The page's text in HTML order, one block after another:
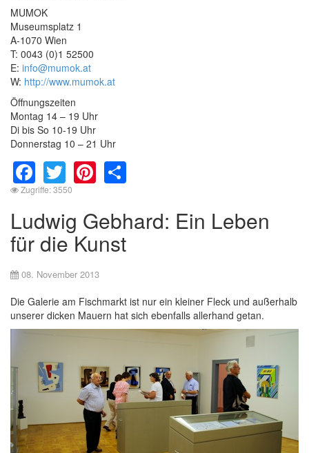
MUMOK
Museumsplatz 1
A-1070 Wien
T: 0043 (0)1 52500
E: info@mumok.at
W: http://www.mumok.at
Öffnungszeiten
Montag 14 – 19 Uhr
Di bis So 10-19 Uhr
Donnerstag 10 – 21 Uhr
Facebook
TwitterPinterest
Zugriffe: 3550
Ludwig Gebhard: Ein Leben
für die Kunst
08. November 2013
Die Galerie am Fischmarkt ist nur ein kleiner Fleck und außerhalb
unserer dicken Mauern hat sich ebenfalls allerhand getan.